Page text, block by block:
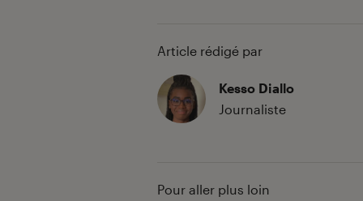
Article rédigé par
Kesso Diallo
Journaliste
Pour aller plus loin